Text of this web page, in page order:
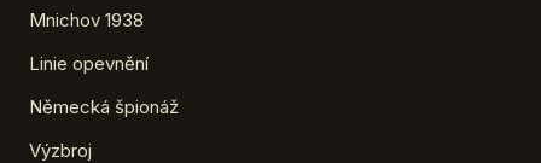
Mnichov 1938
Linie opevnění
Německá špionáž
Výzbroj